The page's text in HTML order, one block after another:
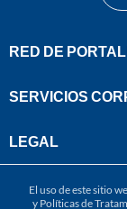
RED DE
SERVICIOS
LEGAL
El uso de este sitio
y Políticas de